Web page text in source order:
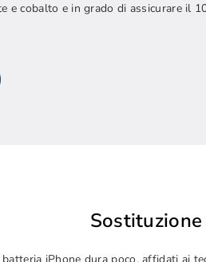
e cobalto e in grado di assicurare il